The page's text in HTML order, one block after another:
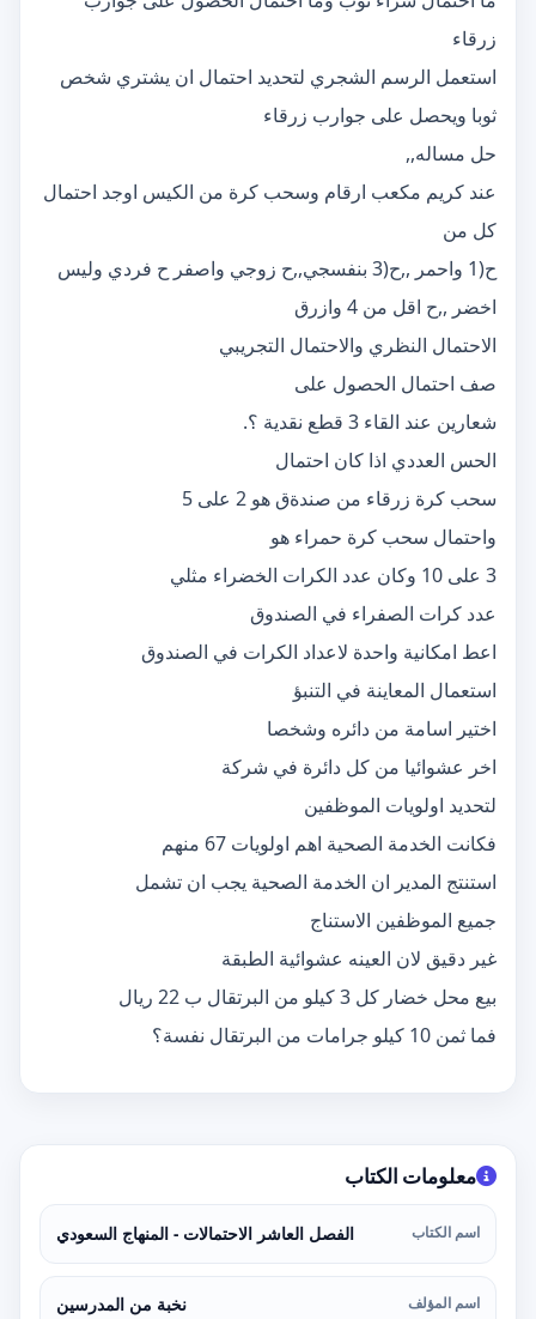
زرقاء
استعمل الرسم الشجري لتحديد احتمال ان يشتري شخص
ثوبا ويحصل على جوارب زرقاء
حل مساله,,
عند كريم مكعب ارقام وسحب كرة من الكيس اوجد احتمال
كل من
ح(1 واحمر ,,ح(3 بنفسجي,,ح زوجي واصفر ح فردي وليس
اخضر ,,ح اقل من 4 وازرق
الاحتمال النظري والاحتمال التجريبي
صف احتمال الحصول على
شعارين عند القاء 3 قطع نقدية ؟.
الحس العددي اذا كان احتمال
سحب كرة زرقاء من صندةق هو 2 على 5
واحتمال سحب كرة حمراء هو
3 على 10 وكان عدد الكرات الخضراء مثلي
عدد كرات الصفراء في الصندوق
اعط امكانية واحدة لاعداد الكرات في الصندوق
استعمال المعاينة في التنبؤ
اختير اسامة من دائره وشخصا
اخر عشوائيا من كل دائرة في شركة
لتحديد اولويات الموظفين
فكانت الخدمة الصحية اهم اولويات 67 منهم
استنتج المدير ان الخدمة الصحية يجب ان تشمل
جميع الموظفين الاستناج
غير دقيق لان العينه عشوائية الطبقة
بيع محل خضار كل 3 كيلو من البرتقال ب 22 ريال
فما ثمن 10 كيلو جرامات من البرتقال نفسة؟
معلومات الكتاب
اسم الكتاب الفصل العاشر الاحتمالات - المنهاج السعودي
اسم المؤلف نخبة من المدرسين